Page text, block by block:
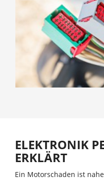
ELEKTRONIK
ERKLÄRT
Ein Motorschaden ist